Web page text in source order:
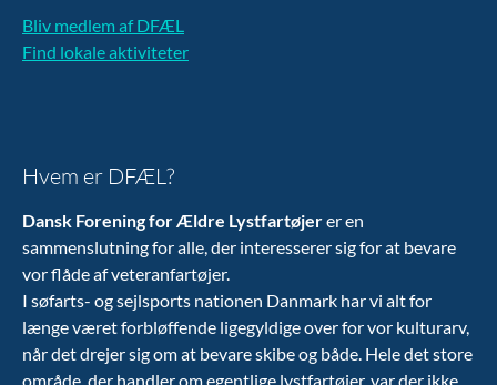
Bliv medlem af DFÆL
Find lokale aktiviteter
Hvem er DFÆL?
Dansk Forening for Ældre Lystfartøjerer en
sammenslutning for alle, der interesserer sig for at bevare
vor flåde af veteranfartøjer.
I søfarts- og sejlsports nationen Danmark har vi alt for
længe været forbløffende ligegyldige over for vor kulturarv,
når det drejer sig om at bevare skibe og både. Hele det store
område, der handler om egentlige lystfartøjer, var der ikke